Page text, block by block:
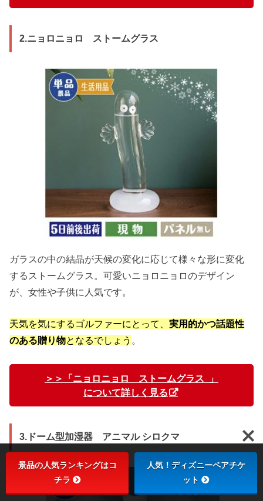
2.ニョロニョロ ストームグラス
ガラスの中の結晶が天候の変化に応じて様々な形に変化
するストームグラス。可愛いニョロニョロのデザイン
が、女性や子供に人気です。
天気を気にするゴルファーにとって、実用的かつ話題性
のある贈り物となるでしょう 。
＞＞「ニョロニョロ ストームグラス 」
について詳しく見る
3.ドーム型加湿器 アニマル シロクマ
景品の人気ランキングはコ
チラ
人気！ディズニーペアチケ
ット